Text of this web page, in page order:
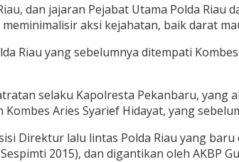
dan jajaran Pejabat Utama Polda
aksi kejahatan, baik darat
Riau yang sebelumnya ditempati
selaku Kapolresta Pekanbaru,
Aries Syarief Hidayat, yang
Direktur lalu lintas Polda Riau yang
2015), dan digantikan oleh AKBP